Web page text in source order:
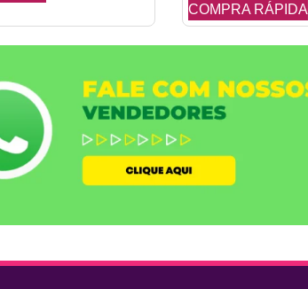
COMPRA RÁPIDA